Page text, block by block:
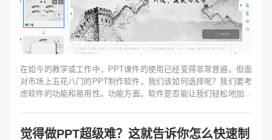
在如今的教学或工作中，PPT课件的使用已经变得非常普遍。但面
对市场上五花八门的PPT制作软件，我们该如何选择呢？我们要考
虑软件的功能和易用性。功能方面，软件是否能让我们轻松地加入
觉得做PPT超级难？这就告诉你怎么快速制